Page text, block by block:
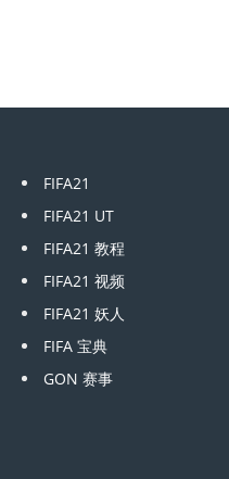
FIFA21
FIFA21 UT
FIFA21 教程
FIFA21 视频
FIFA21 妖人
FIFA 宝典
GON 赛事